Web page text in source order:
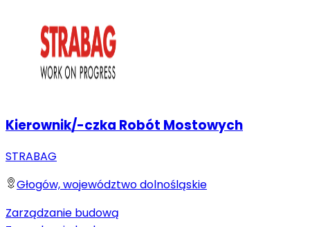
Kierownik/-czka Robót Mostowych
STRABAG
Głogów, województwo dolnośląskie
Zarządzanie budową